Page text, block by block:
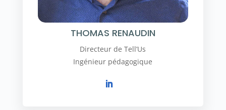
THOMAS RENAUDIN
Directeur de Tell’Us
Ingénieur pédagogique